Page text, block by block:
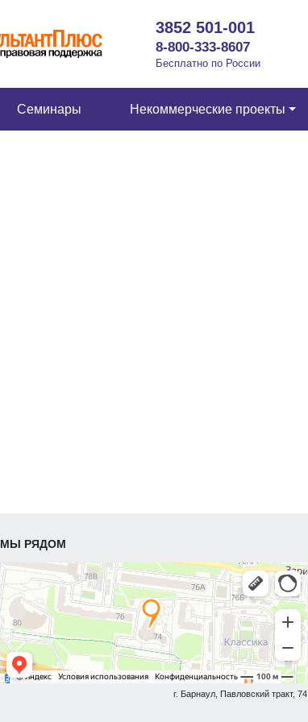
3852 501-001
8-800-333-8607
Бесплатно по России
Семинары Некоммерческие проекты
МЫ РЯДОМ
г. Барнаул, Павловский тракт, 74